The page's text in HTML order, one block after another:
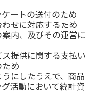
ートの送付のため
せに対応するため
内、及びその運営に
提供に関する支払い
め
にしたうえで、商品
活動において統計資